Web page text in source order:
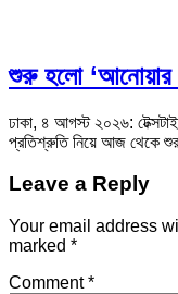
শুরু হলো ‘আনোয়ার
ঢাকা, ৪ আগস্ট ২০২৬:
প্রতিশ্রুতি নিয়ে আজ থেকে
Leave a Reply
Your email address
marked *
Comment*